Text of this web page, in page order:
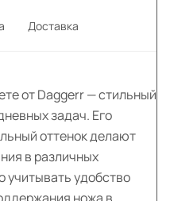
Доставка
от Daggerr — стильный
задач. Его
оттенок делают
в различных
учитывать удобство